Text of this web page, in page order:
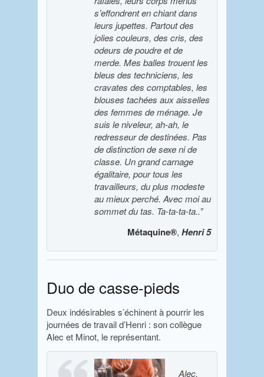
s’effondrent en chiant dans
leurs jupettes. Partout des
jolies couleurs, des cris, des
odeurs de poudre et de
merde. Mes balles trouent les
bleus des techniciens, les
cravates des comptables, les
blouses tachées aux aisselles
des femmes de ménage. Je
suis le niveleur, ah-ah, le
redresseur de destinées. Pas
de distinction de sexe ni de
classe. Un grand carnage
égalitaire, pour tous les
travailleurs, du plus modeste
au mieux perché. Avec moi au
sommet du tas. Ta-ta-ta-ta..”
Métaquine®, Henri 5
Duo de casse-pieds
Deux indésirables s’échinent à pourrir les
journées de travail d’Henri : son collègue
Alec et Minot, le représentant.
Alec,